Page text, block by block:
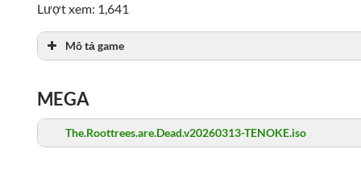
Lượt xem: 1,641
Mô tả game
MEGA
The.Roottrees.are.Dead.v20260313-TENOKE.iso